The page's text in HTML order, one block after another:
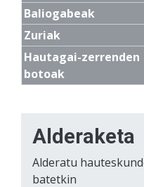
Baliogabeak
Zuriak
Hautagai-zerrenden
botoak
Alderaketa
Alderatu
batetkin